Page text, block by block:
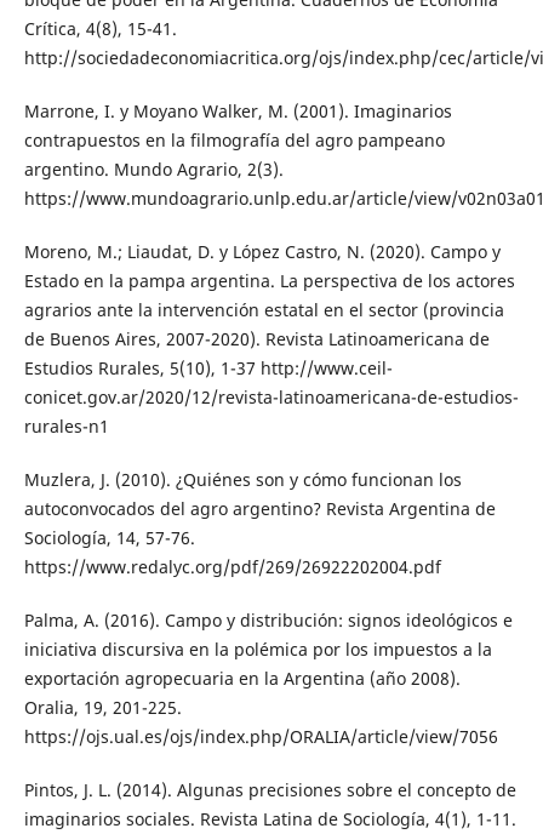
Crítica, 4(8), 15-41.
http://sociedadeconomiacritica.org/ojs/index.php/cec/article/
Marrone, I. y Moyano Walker, M. (2001). Imaginarios
contrapuestos en la filmografía del agro pampeano
argentino. Mundo Agrario, 2(3).
https://www.mundoagrario.unlp.edu.ar/article/view/
Moreno, M.; Liaudat, D. y López Castro, N. (2020). Campo y
Estado en la pampa argentina. La perspectiva de los actores
agrarios ante la intervención estatal en el sector (provincia
de Buenos Aires, 2007-2020). Revista Latinoamericana de
Estudios Rurales, 5(10), 1-37 http://www.ceil-
conicet.gov.ar/2020/12/revista-latinoamericana-de-estudios-
rurales-n1
Muzlera, J. (2010). ¿Quiénes son y cómo funcionan los
autoconvocados del agro argentino? Revista Argentina de
Sociología, 14, 57-76.
https://www.redalyc.org/pdf/269/26922202004.pdf
Palma, A. (2016). Campo y distribución: signos ideológicos e
iniciativa discursiva en la polémica por los impuestos a la
exportación agropecuaria en la Argentina (año 2008).
Oralia, 19, 201-225.
https://ojs.ual.es/ojs/index.php/ORALIA/article/view/7056
Pintos, J. L. (2014). Algunas precisiones sobre el concepto de
imaginarios sociales. Revista Latina de Sociología, 4(1), 1-11.